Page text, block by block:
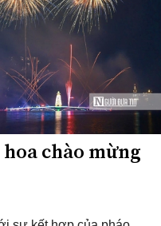
chào mừng